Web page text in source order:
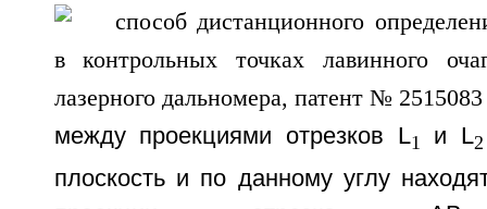
между проекциями отрезков L1 и L2
плоскость и по данному углу